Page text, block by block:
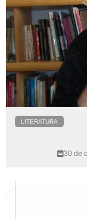
LITERATURA
30 de